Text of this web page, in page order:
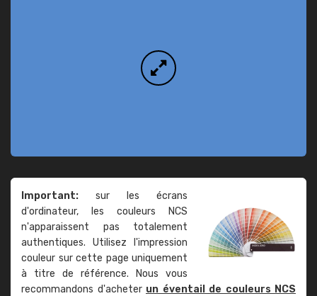
Important: sur les écrans
d'ordinateur, les couleurs NCS
n'apparaissent pas totalement
authentiques. Utilisez l'impression
couleur sur cette page uniquement
à titre de référence. Nous vous
recommandons d'acheter un éventail de couleurs NCS